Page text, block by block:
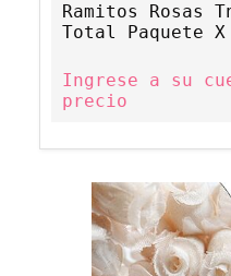
Ramitos Rosas
Total Paquete X
Ingrese a su
precio